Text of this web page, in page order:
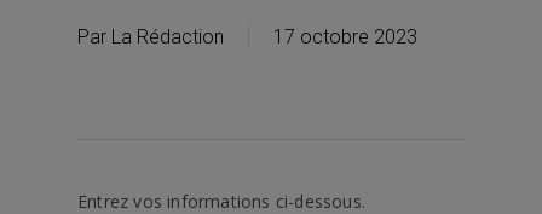
Par La Rédaction 17 octobre 2023
Entrez vos informations ci-dessous.